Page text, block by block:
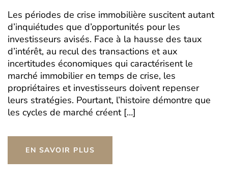
Les périodes de crise immobilière suscitent autant
d’inquiétudes que d’opportunités pour les
investisseurs avisés. Face à la hausse des taux
d’intérêt, au recul des transactions et aux
incertitudes économiques qui caractérisent le
marché immobilier en temps de crise, les
propriétaires et investisseurs doivent repenser
leurs stratégies. Pourtant, l’histoire démontre que
les cycles de marché créent […]
EN SAVOIR PLUS